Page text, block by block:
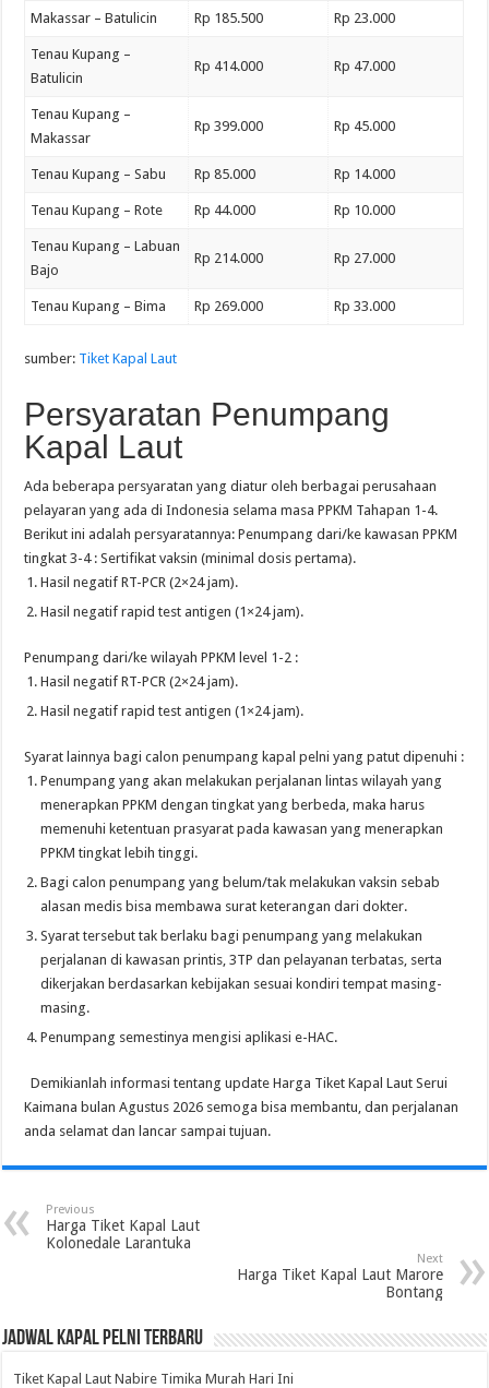
Makassar – Batulicin Rp 185.500 Rp 23.000
Tenau Kupang –
Batulicin
Rp 414.000 Rp 47.000
Tenau Kupang –
Makassar
Rp 399.000 Rp 45.000
Tenau Kupang – Sabu Rp 85.000 Rp 14.000
Tenau Kupang – Rote Rp 44.000 Rp 10.000
Tenau Kupang – Labuan
Bajo
Rp 214.000 Rp 27.000
Tenau Kupang – Bima Rp 269.000 Rp 33.000
sumber: Tiket Kapal Laut
Persyaratan Penumpang
Kapal Laut
Ada beberapa persyaratan yang diatur oleh berbagai perusahaan
pelayaran yang ada di Indonesia selama masa PPKM Tahapan 1-4.
Berikut ini adalah persyaratannya: Penumpang dari/ke kawasan PPKM
tingkat 3-4 : Sertifikat vaksin (minimal dosis pertama).
Hasil negatif RT-PCR (2×24 jam).
Hasil negatif rapid test antigen (1×24 jam).
Penumpang dari/ke wilayah PPKM level 1-2 :
Hasil negatif RT-PCR (2×24 jam).
Hasil negatif rapid test antigen (1×24 jam).
Syarat lainnya bagi calon penumpang kapal pelni yang patut dipenuhi :
Penumpang yang akan melakukan perjalanan lintas wilayah yang
menerapkan PPKM dengan tingkat yang berbeda, maka harus
memenuhi ketentuan prasyarat pada kawasan yang menerapkan
PPKM tingkat lebih tinggi.
Bagi calon penumpang yang belum/tak melakukan vaksin sebab
alasan medis bisa membawa surat keterangan dari dokter.
Syarat tersebut tak berlaku bagi penumpang yang melakukan
perjalanan di kawasan printis, 3TP dan pelayanan terbatas, serta
dikerjakan berdasarkan kebijakan sesuai kondiri tempat masing-
masing.
Penumpang semestinya mengisi aplikasi e-HAC.
Demikianlah informasi tentang update Harga Tiket Kapal Laut Serui
Kaimana bulan Agustus 2026 semoga bisa membantu, dan perjalanan
anda selamat dan lancar sampai tujuan.
Previous
Harga Tiket Kapal Laut
Kolonedale Larantuka
Next
Harga Tiket Kapal Laut Marore
Bontang
Jadwal Kapal Pelni Terbaru
Tiket Kapal Laut Nabire Timika Murah Hari Ini